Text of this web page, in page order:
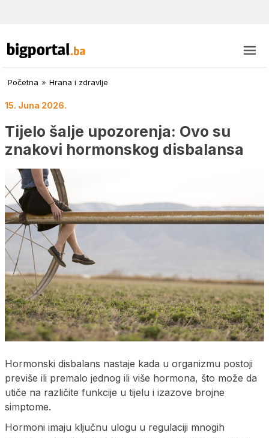
Početna » Hrana i zdravlje
15. Juna 2026.
Tijelo šalje upozorenja: Ovo su
znakovi hormonskog disbalansa
Hormonski disbalans nastaje kada u organizmu postoji
previše ili premalo jednog ili više hormona, što može da
utiče na različite funkcije u tijelu i izazove brojne
simptome.
Hormoni imaju ključnu ulogu u regulaciji mnogih